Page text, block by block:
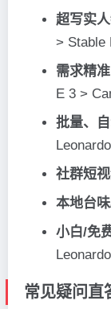
超写实
> Stable
需求精
E 3 >
批量、
社群短
本地台
小白/免
常见疑问直